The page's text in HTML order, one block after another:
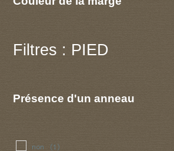
Filtres : PIED
Présence d'un anneau
non (1)